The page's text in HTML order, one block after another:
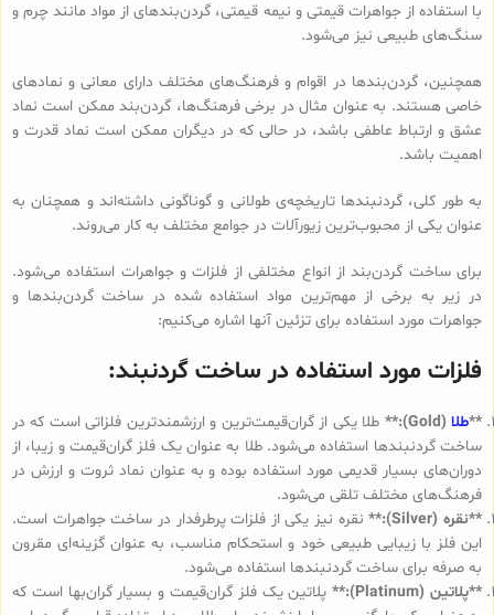
با استفاده از جواهرات قیمتی و نیمه قیمتی، گردن‌بندهای از مواد مانند چرم و
سنگ‌های طبیعی نیز می‌شود.
همچنین، گردن‌بندها در اقوام و فرهنگ‌های مختلف دارای معانی و نمادهای
خاصی هستند. به عنوان مثال در برخی فرهنگ‌ها، گردن‌بند ممکن است نماد
عشق و ارتباط عاطفی باشد، در حالی که در دیگران ممکن است نماد قدرت و
اهمیت باشد.
به طور کلی، گردنبندها تاریخچه‌ی طولانی و گوناگونی داشته‌اند و همچنان به
عنوان یکی از محبوب‌ترین زیورآلات در جوامع مختلف به کار می‌روند.
برای ساخت گردن‌بند از انواع مختلفی از فلزات و جواهرات استفاده می‌شود.
در زیر به برخی از مهم‌ترین مواد استفاده شده در ساخت گردن‌بندها و
جواهرات مورد استفاده برای تزئین آنها اشاره می‌کنیم:
فلزات مورد استفاده در ساخت گردنبند:
**طلا(Gold):**
طلا یکی از گران‌قیمت‌ترین و ارزشمندترین فلزاتی است که در
ساخت گردنبندها استفاده می‌شود. طلا به عنوان یک فلز گران‌قیمت و زیبا، از
دوران‌های بسیار قدیمی مورد استفاده بوده و به عنوان نماد ثروت و ارزش در
فرهنگ‌های مختلف تلقی می‌شود.
**نقره (Silver):**
نقره نیز یکی از فلزات پرطرفدار در ساخت جواهرات است.
این فلز با زیبایی طبیعی خود و استحکام مناسب، به عنوان گزینه‌ای مقرون
به صرفه برای ساخت گردنبندها استفاده می‌شود.
**پلاتین (Platinum):**
پلاتین یک فلز گران‌قیمت و بسیار گران‌بها است که